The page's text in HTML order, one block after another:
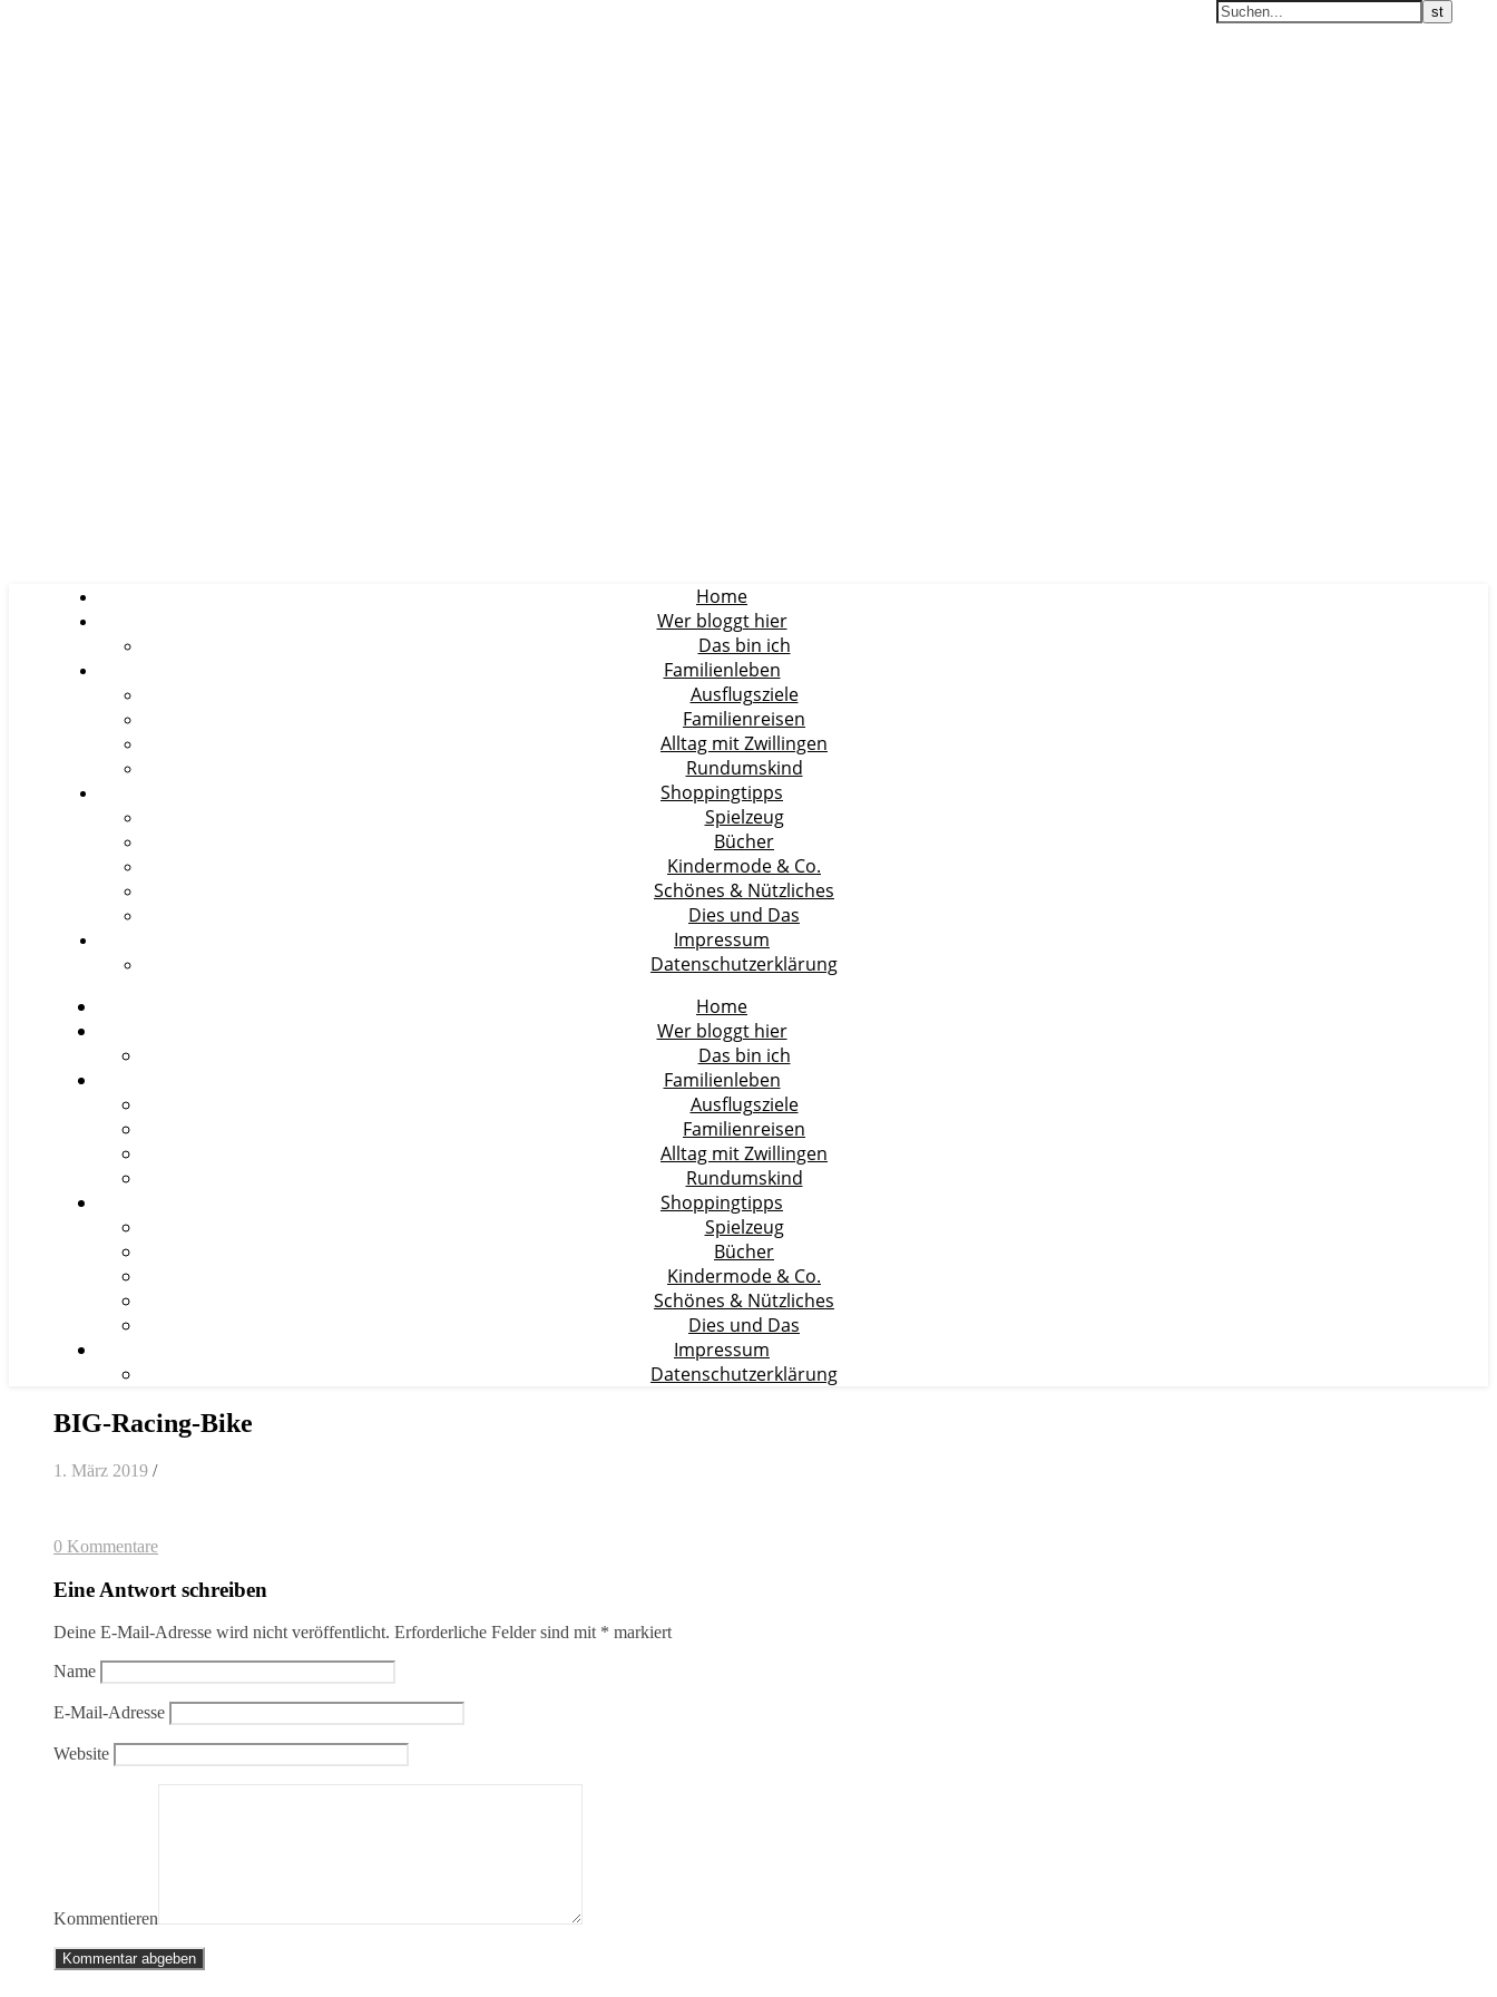
Home
Wer bloggt hier
Das bin ich
Familienleben
Ausflugsziele
Familienreisen
Alltag mit Zwillingen
Rundumskind
Shoppingtipps
Spielzeug
Bücher
Kindermode & Co.
Schönes & Nützliches
Dies und Das
Impressum
Datenschutzerklärung
Home
Wer bloggt hier
Das bin ich
Familienleben
Ausflugsziele
Familienreisen
Alltag mit Zwillingen
Rundumskind
Shoppingtipps
Spielzeug
Bücher
Kindermode & Co.
Schönes & Nützliches
Dies und Das
Impressum
Datenschutzerklärung
BIG-Racing-Bike
1. März 2019 /
0 Kommentare
Eine Antwort schreiben
Deine E-Mail-Adresse wird nicht veröffentlicht. Erforderliche Felder sind mit * markiert
Name
E-Mail-Adresse
Website
Kommentieren